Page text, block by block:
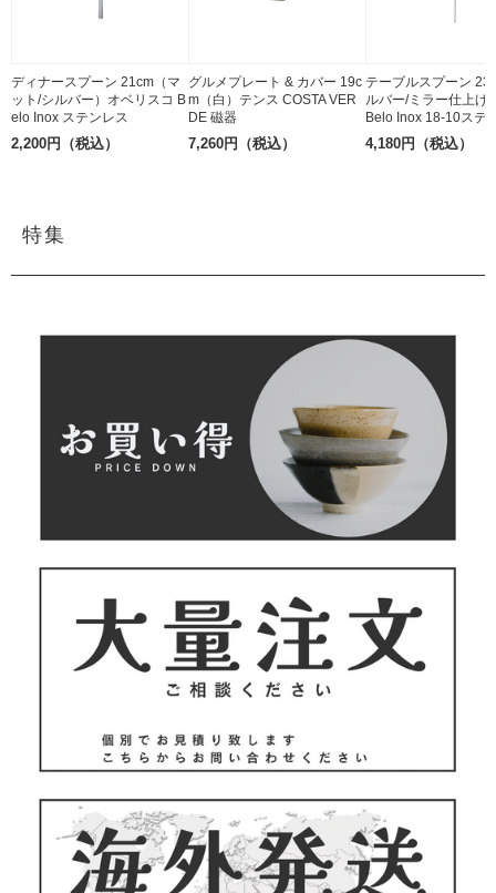
ディナースプーン 21cm（マ
ット/シルバー）オベリスコ B
elo Inox ステンレス
2,200円（税込）
グルメプレート & カバー 19c
m（白）テンス COSTA VER
DE 磁器
7,260円（税込）
テーブルスプーン
ルバー/ミラー仕上げ
Belo Inox 18-10ステ
4,180円（税込）
特集